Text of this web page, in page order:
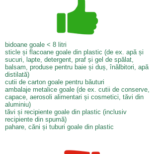
bidoane goale < 8 litri
sticle și flacoane goale din plastic (de ex. apă și
sucuri, lapte, detergent, praf și gel de spălat,
balsam, produse pentru baie și duș, înălbitori, apă
distilată)
cutii de carton goale pentru băuturi
ambalaje metalice goale (de ex. cutii de conserve,
capace, aerosoli alimentari și cosmetici, tăvi din
aluminiu)
tăvi și recipiente goale din plastic (inclusiv
recipiente din spumă)
pahare, căni și tuburi goale din plastic